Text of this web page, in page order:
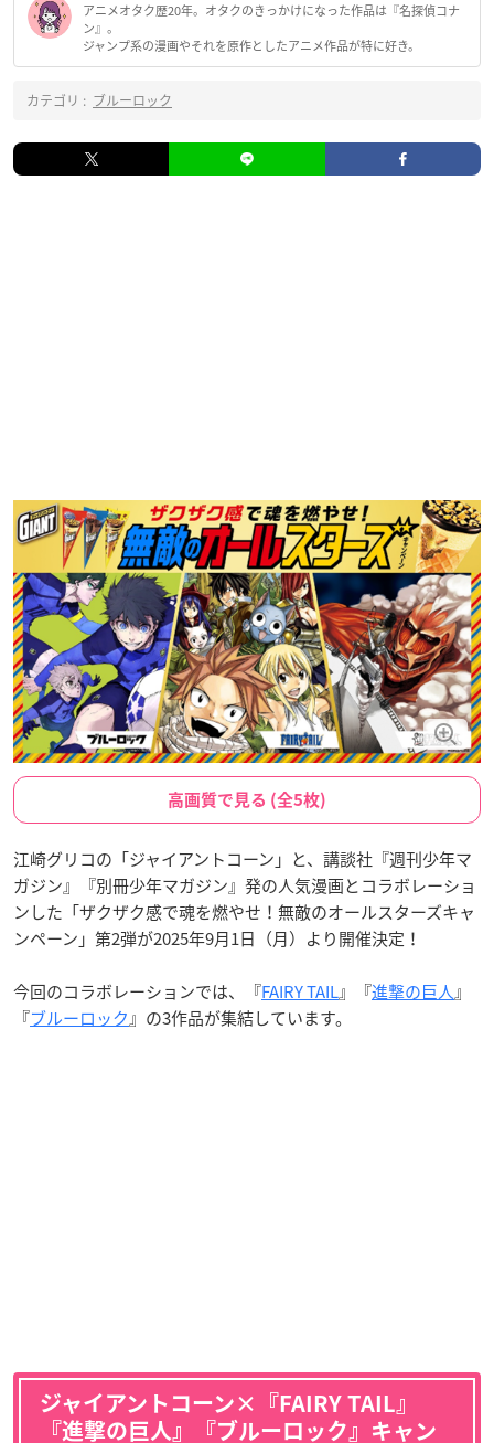
アニメオタク歴20年。オタクのきっかけになった作品は『名探偵コナ
ン』。
ジャンプ系の漫画やそれを原作としたアニメ作品が特に好き。
カテゴリ : ブルーロック
高画質で見る (全5枚)
江崎グリコの「ジャイアントコーン」と、講談社『週刊少年マ
ガジン』『別冊少年マガジン』発の人気漫画とコラボレーショ
ンした「ザクザク感で魂を燃やせ！無敵のオールスターズキャ
ンペーン」第2弾が2025年9月1日（月）より開催決定！
今回のコラボレーションでは、『FAIRY TAIL』『進撃の巨人』
『ブルーロック』の3作品が集結しています。
ジャイアントコーン×『FAIRY TAIL』
『進撃の巨人』『ブルーロック』キャン